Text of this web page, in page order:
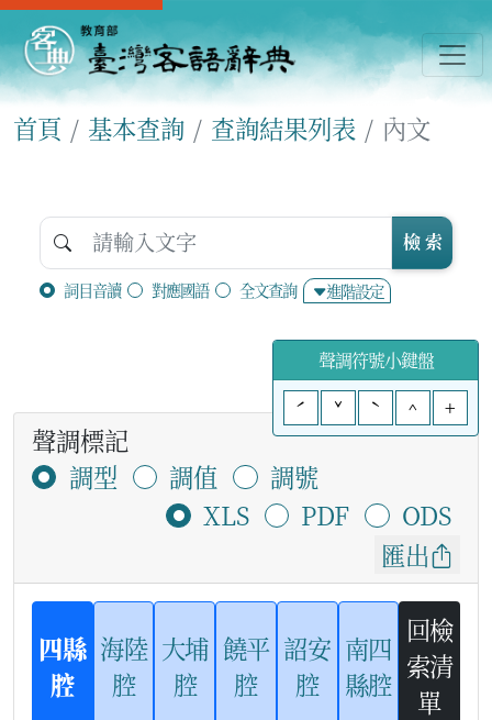
首頁 基本查詢 查詢結果列表 內文
詞目音讀 對應國語 全文查詢 進階設定
檢 索
聲調符號小鍵盤
ˊ
ˇ ˋ ^ +
聲調標記
調型
調值
調號
XLS
PDF
ODS
匯出
四縣
腔
海陸
腔
大埔
腔
饒平
腔
詔安
腔
南四
縣腔
回檢
索清
單